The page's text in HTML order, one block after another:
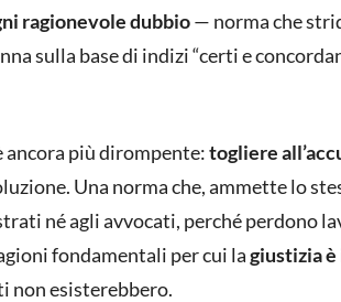
ragionevole dubbio— norma che
sulla base di indizi “certi e
ancora più dirompente:togliere
Una norma che, ammette lo
né agli avvocati, perché perdono
fondamentali per cui lagiustizia
non esisterebbero.